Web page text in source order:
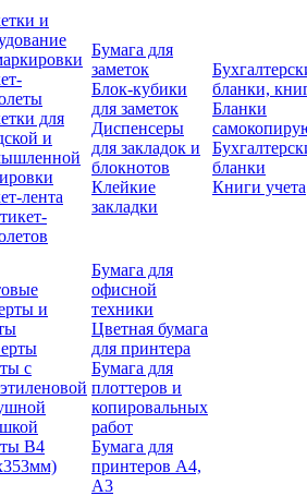
и
для
и
лента
Бумага для
заметок
Блок-кубики
для заметок
Диспенсеры
для закладок и
блокнотов
Клейкие
закладки
бланки,
Бланки
бланки
Книги учета
и
с
В4
Бумага для
офисной
техники
Цветная бумага
для принтера
Бумага для
плоттеров и
копировальных
работ
Бумага для
принтеров А4,
А3